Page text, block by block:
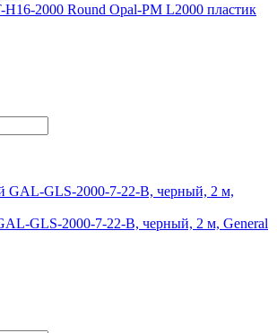
2000 Round Opal-PM L2000 пластик
GLS-2000-7-22-B, черный, 2 м, General